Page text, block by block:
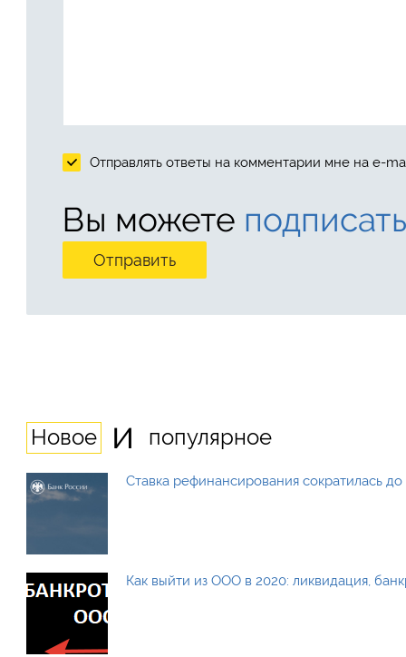
Отправлять ответы на комментарии мне на e-
Вы можете
Новое и популярное
Ставка рефинансирования сократилась
Как выйти из ООО в 2020: ликвидация,